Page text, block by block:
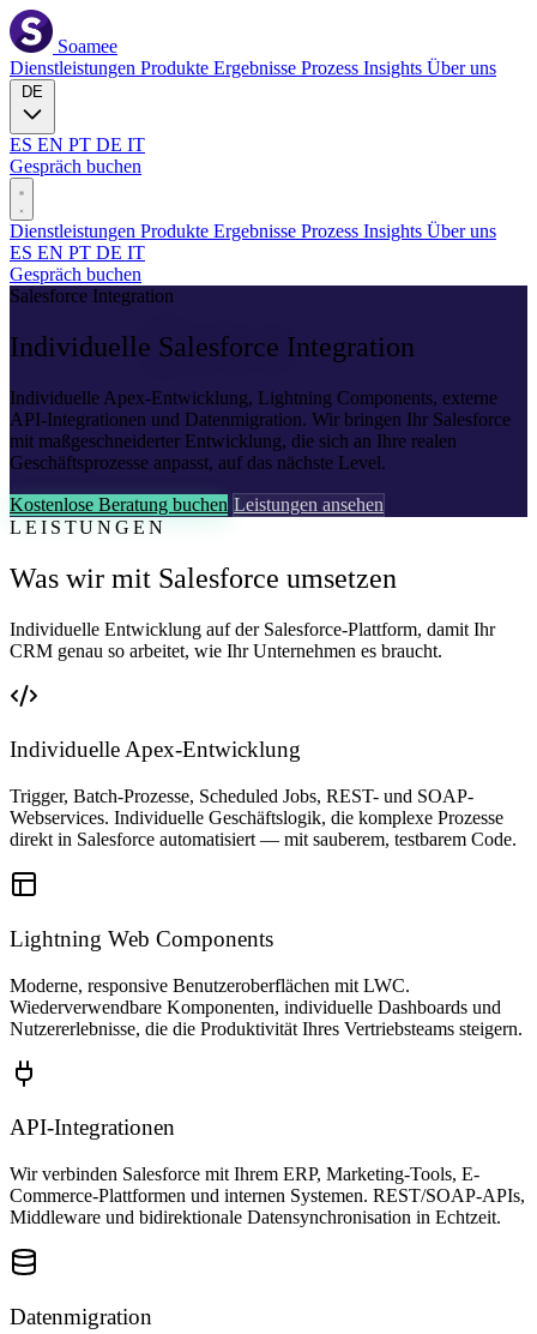
Soamee
Dienstleistungen Produkte Ergebnisse Prozess Insights Über uns
ES EN PT DE IT
Gespräch buchen
Dienstleistungen Produkte Ergebnisse Prozess Insights Über uns
ES EN PT DE IT
Gespräch buchen
Salesforce Integration
Individuelle Salesforce Integration
Individuelle Apex-Entwicklung, Lightning Components, externe
API-Integrationen und Datenmigration. Wir bringen Ihr Salesforce
mit maßgeschneiderter Entwicklung, die sich an Ihre realen
Geschäftsprozesse anpasst, auf das nächste Level.
Kostenlose Beratung buchen Leistungen ansehen
LEISTUNGEN
Was wir mit Salesforce umsetzen
Individuelle Entwicklung auf der Salesforce-Plattform, damit Ihr
CRM genau so arbeitet, wie Ihr Unternehmen es braucht.
Individuelle Apex-Entwicklung
Trigger, Batch-Prozesse, Scheduled Jobs, REST- und SOAP-
Webservices. Individuelle Geschäftslogik, die komplexe Prozesse
direkt in Salesforce automatisiert — mit sauberem, testbarem Code.
Lightning Web Components
Moderne, responsive Benutzeroberflächen mit LWC.
Wiederverwendbare Komponenten, individuelle Dashboards und
Nutzererlebnisse, die die Produktivität Ihres Vertriebsteams steigern.
API-Integrationen
Wir verbinden Salesforce mit Ihrem ERP, Marketing-Tools, E-
Commerce-Plattformen und internen Systemen. REST/SOAP-APIs,
Middleware und bidirektionale Datensynchronisation in Echtzeit.
Datenmigration